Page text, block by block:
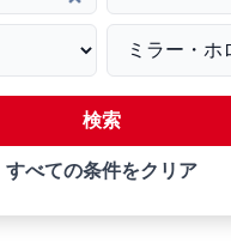
検索
すべての条件をクリア